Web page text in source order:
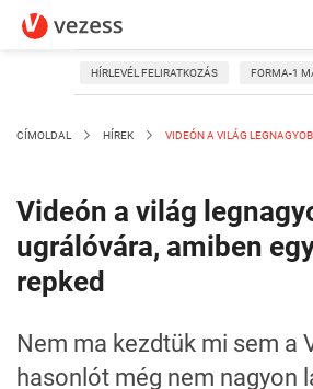
HÍRLEVÉL FELIRATKOZÁS FORMA-1
CÍMOLDAL HÍREK VIDEÓN A VILÁG
Videón a világ
ugrálóvára, amiben
repked
Nem ma kezdtük mi sem a
hasonlót még nem nagyon